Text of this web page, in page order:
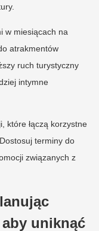
w miesiącach na
atrakmentów
ruch turystyczny
intymne
które łączą korzystne
terminy do
związanych z
uniknąć